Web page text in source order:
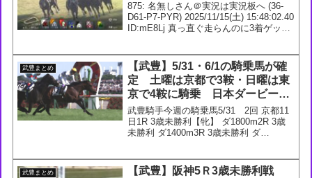
875: 名無しさん＠実況は実況板へ (36-
D61-P7-PYR) 2025/11/15(土) 15:48:02.40
ID:mE8Lj 真っ直ぐ走らんのに3着ゲット
武豊まとめ
【武豊】5/31・6/1の騎乗馬が確
定 土曜は京都で3鞍・日曜は東
京で4鞍に騎乗 日本ダービーの
サトノシャイニングは大外18番
に
武豊騎手今週の騎乗馬5/31 2回 京都11
日1R 3歳未勝利【牝】 ダ1800m2R 3歳
未勝利 ダ1400m3R 3歳未勝利 ダ
㈱NICKS...
武豊まとめ
【武豊】阪神5Ｒ3歳未勝利戦